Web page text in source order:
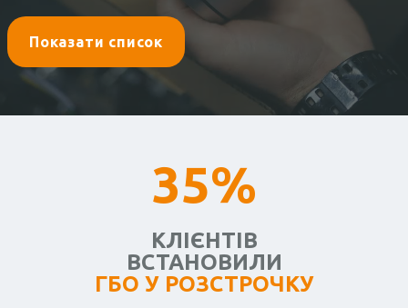
Показати список
35%
КЛІЄНТІВ
ВСТАНОВИЛИ
ГБО У РОЗСТРОЧКУ